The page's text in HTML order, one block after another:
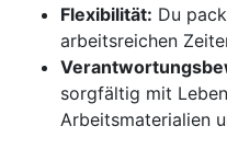
Flexibilität: Du
arbeitsreichen
sorgfältig mit
Arbeitsmaterialien